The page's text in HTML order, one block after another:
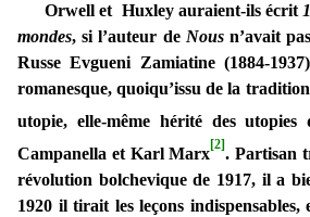
Orwell et Huxley auraient-ils écrit
mondes, si l’auteur de Nousn’avait
Russe Evgueni Zamiatine (1884-
romanesque, quoiqu’issu de la
utopie, elle-même hérité des utopies
Campanella et Karl Marx[2]. Partisan
révolution bolchevique de 1917, il a
1920 il tirait les leçons